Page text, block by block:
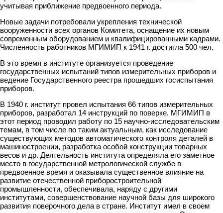
учитывая приближение предвоенного периода.
Новые задачи потребовали укрепления технической
вооруженности всех органов Комитета, оснащение их новым
современным оборудованием и квалифицированными кадрами.
Численность работников МГИМИП к 1941 г. достигла 500 чел.
В это время в институте организуется проведение
государственных испытаний типов измерительных приборов и
ведение Государственного реестра прошедших госиспытания
приборов.
В 1940 г. институт провел испытания 66 типов измерительных
приборов, разработал 14 инструкций по поверке. МГИМИП в
этот период проводил работу по 15 научно-исследовательским
темам, в том числе по таким актуальным, как исследование
существующих методов автоматического контроля деталей в
машиностроении, разработка особой конструкции товарных
весов и др. Деятельность института определяла его заметное
место в государственной метрологической службе в
предвоенное время и оказывала существенное влияние на
развитие отечественной приборостроительной
промышленности, обеспечивала, наряду с другими
институтами, совершенствование научной базы для широкого
развития поверочного дела в стране. Институт имел в своем